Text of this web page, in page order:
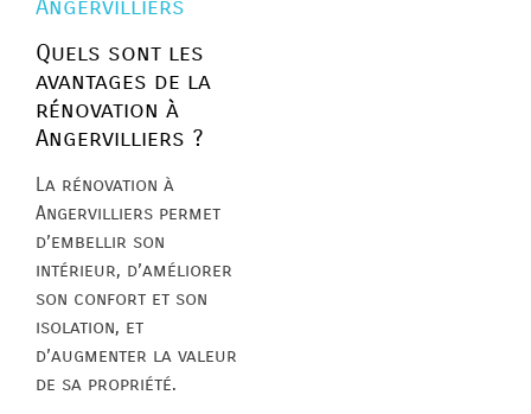
Angervilliers
Quels sont les
avantages de la
rénovation à
Angervilliers ?
La rénovation à
Angervilliers permet
d’embellir son
intérieur, d’améliorer
son confort et son
isolation, et
d’augmenter la valeur
de sa propriété.